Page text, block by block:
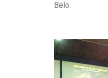
Belo.